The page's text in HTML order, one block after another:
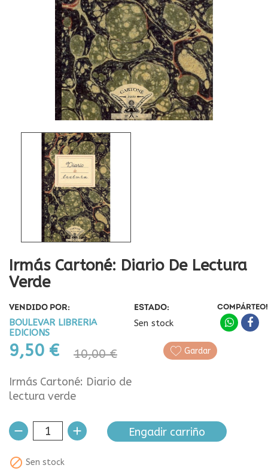
Irmás Cartoné: Diario De Lectura
Verde
VENDIDO POR:
BOULEVAR LIBRERIA
EDICIONS
ESTADO:
Sen stock
9,50 € 10,00 €
COMPÁRTEO!
Gardar
Irmás Cartoné: Diario de
lectura verde
Engadir carriño
 Sen stock